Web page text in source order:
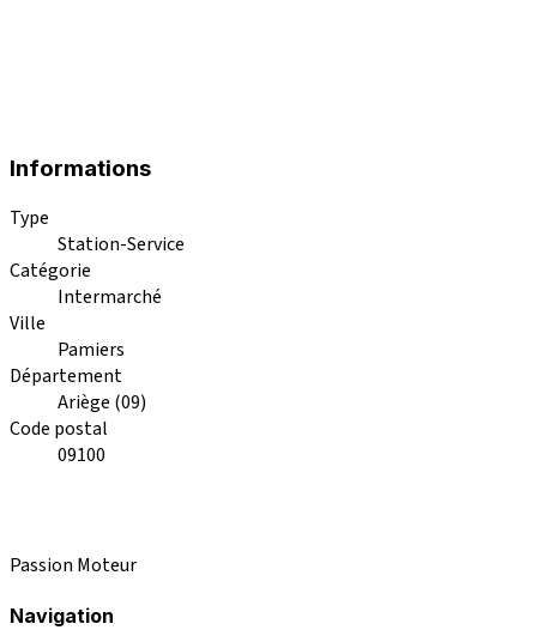
Informations
Type
Station-Service
Catégorie
Intermarché
Ville
Pamiers
Département
Ariège (09)
Code postal
09100
Passion Moteur
Navigation